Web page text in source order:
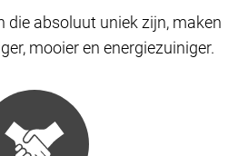
die absoluut uniek zijn, maken
mooier en energiezuiniger.